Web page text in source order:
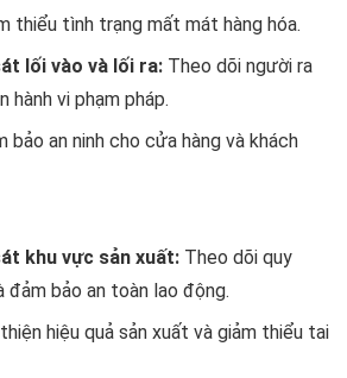
thiểu tình trạng mất mát hàng hóa.
lối vào và lối ra: Theo dõi người ra
hành vi phạm pháp.
bảo an ninh cho cửa hàng và khách
khu vực sản xuất: Theo dõi quy
đảm bảo an toàn lao động.
hiệu quả sản xuất và giảm thiểu tai